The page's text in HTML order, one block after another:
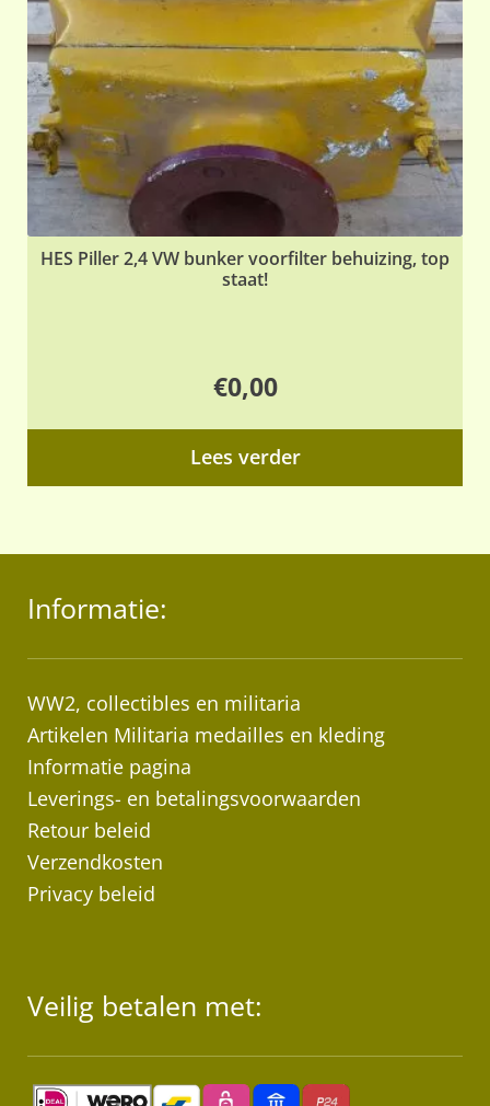
HES Piller 2,4 VW bunker voorfilter behuizing, top
staat!
€0,00
Lees verder
Informatie:
WW2, collectibles en militaria
Artikelen Militaria medailles en kleding
Informatie pagina
Leverings- en betalingsvoorwaarden
Retour beleid
Verzendkosten
Privacy beleid
Veilig betalen met: